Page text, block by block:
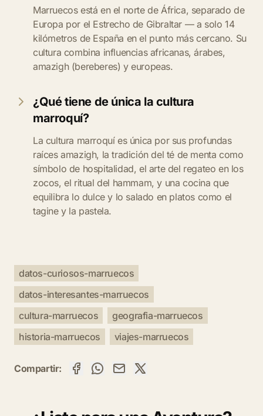
Marruecos está en el norte de África, separado de
Europa por el Estrecho de Gibraltar — a solo 14
kilómetros de España en el punto más cercano. Su
cultura combina influencias africanas, árabes,
amazigh (bereberes) y europeas.
¿Qué tiene de única la cultura
marroquí?
La cultura marroquí es única por sus profundas
raíces amazigh, la tradición del té de menta como
símbolo de hospitalidad, el arte del regateo en los
zocos, el ritual del hammam, y una cocina que
equilibra lo dulce y lo salado en platos como el
tagine y la pastela.
datos-curiosos-marruecos
datos-interesantes-marruecos
cultura-marruecos
geografia-marruecos
historia-marruecos
viajes-marruecos
Compartir: